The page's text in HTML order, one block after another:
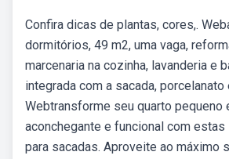
Confira dicas de plantas, cores,.
dormitórios, 49 m2, uma vaga,
marcenaria na cozinha, lavanderia e
integrada com a sacada,
Webtransforme seu quarto pequeno
aconchegante e funcional com
para sacadas. Aproveite ao máximo